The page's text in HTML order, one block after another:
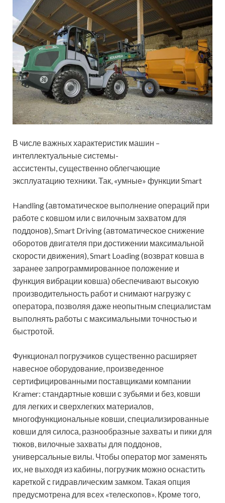
В числе важных характеристик машин –
интеллектуальные системы-
ассистенты, существенно облегчающие
эксплуатацию техники. Так, «умные» функции Smart
Handling (автоматическое выполнение операций при
работе с ковшом или с вилочным захватом для
поддонов), Smart Driving (автоматическое снижение
оборотов двигателя при достижении максимальной
скорости движения), Smart Loading (возврат ковша в
заранее запрограммированное положение и
функция вибрации ковша) обеспечивают высокую
производительность работ и снимают нагрузку с
оператора, позволяя даже неопытным специалистам
выполнять работы с максимальными точностью и
быстротой.
Функционал погрузчиков существенно расширяет
навесное оборудование, произведенное
сертифицированными поставщиками компании
Kramer: стандартные ковши с зубьями и без, ковши
для легких и сверхлегких материалов,
многофункциональные ковши, специализированные
ковши для силоса, разнообразные захваты и пики для
тюков, вилочные захваты для поддонов,
универсальные вилы. Чтобы оператор мог заменять
их, не выходя из кабины, погрузчик можно оснастить
кареткой с гидравлическим замком. Такая опция
предусмотрена для всех «телескопов». Кроме того,